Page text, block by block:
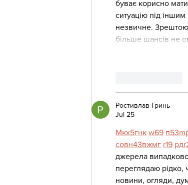
буває корисно
ситуацію під
незвичне.
більше шансів не
Ростивлав Гринь
Jul 25
Мкх5гнк w69 п53
совн43вжмг r19 рд
джерела випадково,
переглядаю рідко,
новини, огляди,